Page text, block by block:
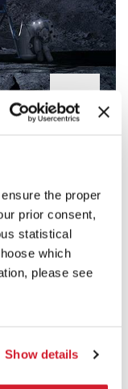
the proper
prior consent,
statistical
which
please see
Show details
Initiative, MIT
(MIT Space
Nilsson